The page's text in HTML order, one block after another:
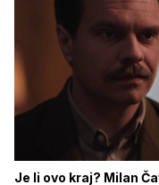
Je li ovo kraj? Milan